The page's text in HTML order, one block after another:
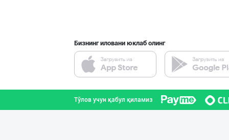
Бизнинг иловани юклаб олинг
Тўлов учун қабул қиламиз